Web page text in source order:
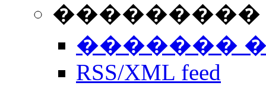
���������
�������
RSS/XML feed